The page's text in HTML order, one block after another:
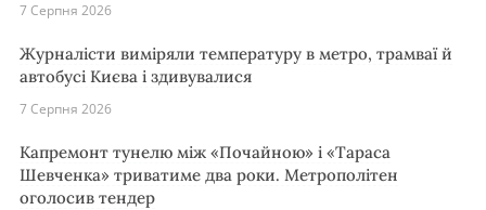
7 Серпня 2026
Журналісти виміряли температуру в метро, трамваї й
автобусі Києва і здивувалися
7 Серпня 2026
Капремонт тунелю між «Почайною» і «Тараса
Шевченка» триватиме два роки. Метрополітен
оголосив тендер